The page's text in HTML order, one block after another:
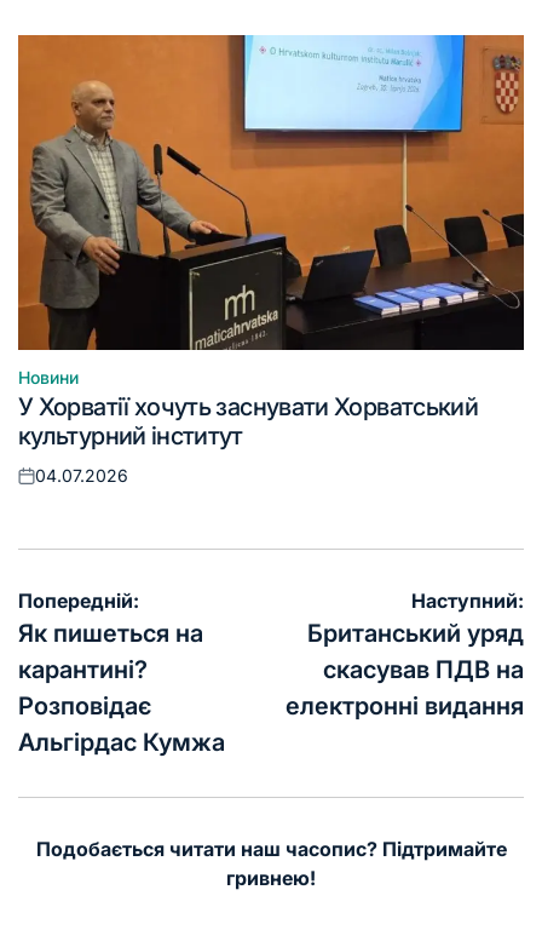
Опублікувати
у
Новини
У Хорватії хочуть заснувати Хорватський
культурний інститут
Оприлюднено
04.07.2026
Навігація
записів
Попередній:
Як пишеться на
карантині?
Розповідає
Альгірдас Кумжа
Наступний:
Британський уряд
скасував ПДВ на
електронні видання
Подобається читати наш часопис? Підтримайте
гривнею!